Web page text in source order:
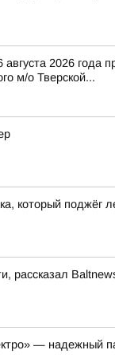
августа 2026
м/о Тверской...
который поджёг
рассказал
— надежный